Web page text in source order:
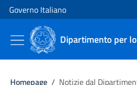
Vai al contenuto
Vai alla navigazione del sito
Governo Italiano
Dipartimento per
Homepage / Notizie dal